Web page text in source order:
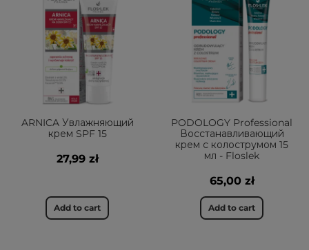
ARNICA Увлажняющий
крем SPF 15
27,99 zł
Add to cart
PODOLOGY Professional
Восстанавливающий
крем с колострумом 15
мл - Floslek
65,00 zł
Add to cart